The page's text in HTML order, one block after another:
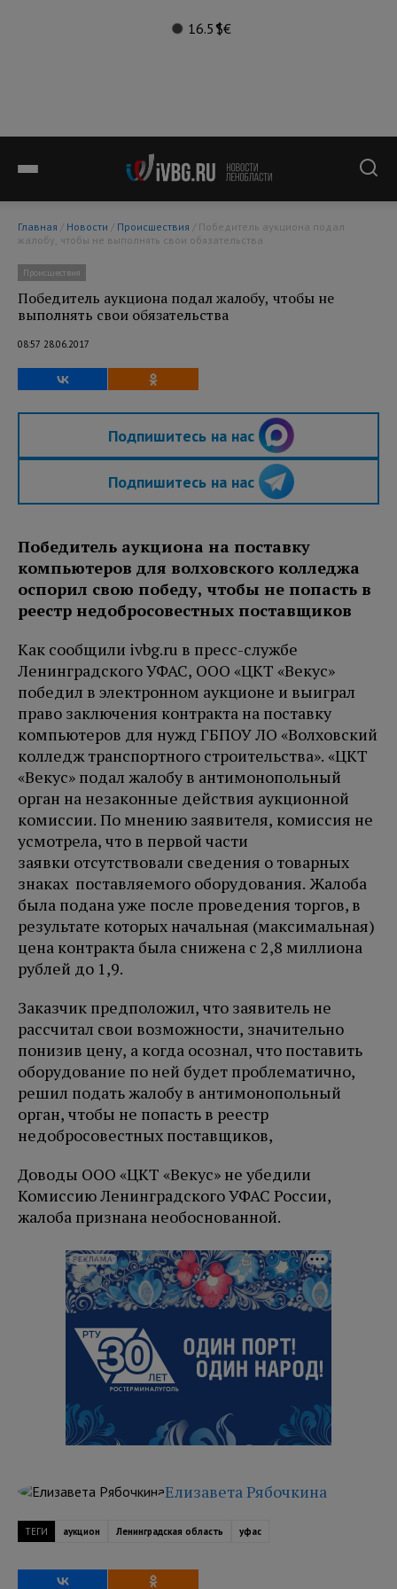
16.5°$€
Главная / Новости / Происшествия
жалобу, чтобы не выполнять свои обязательства
Происшествия
Победитель аукциона подал жалобу, чтобы не
выполнять свои обязательства
08:57 28.06.2017
Подпишитесь на нас
Подпишитесь на нас
Победитель аукциона на поставку
компьютеров для волховского колледжа
оспорил свою победу, чтобы не попасть в
реестр недобросовестных поставщиков
Как сообщили ivbg.ru в пресс-службе
Ленинградского УФАС, ООО «ЦКТ «Векус»
победил в электронном аукционе и выиграл
право заключения контракта на поставку
компьютеров для нужд ГБПОУ ЛО «Волховский
колледж транспортного строительства». «ЦКТ
«Векус» подал жалобу в антимонопольный
орган на незаконные действия аукционной
комиссии. По мнению заявителя, комиссия не
усмотрела, что в первой части
заявки отсутствовали сведения о товарных
знаках поставляемого оборудования. Жалоба
была подана уже после проведения торгов, в
результате которых начальная (максимальная)
цена контракта была снижена с 2,8 миллиона
рублей до 1,9.
Заказчик предположил, что заявитель не
рассчитал свои возможности, значительно
понизив цену, а когда осознал, что поставить
оборудование по ней будет проблематично,
решил подать жалобу в антимонопольный
орган, чтобы не попасть в реестр
недобросовестных поставщиков,
Доводы ООО «ЦКТ «Векус» не убедили
Комиссию Ленинградского УФАС России,
жалоба признана необоснованной.
РЕКЛАМА
Елизавета Рябочкина
ТЕГИ аукцион Ленинградская область уфас